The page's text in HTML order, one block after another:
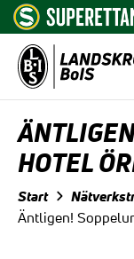
HOTEL
Start
Äntligen!